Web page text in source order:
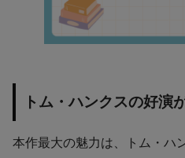
トム・ハンクスの好演
本作最大の魅力は、トム・ハ